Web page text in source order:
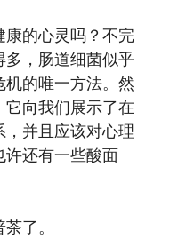
的心灵吗？不完
，肠道细菌似乎
的唯一方法。然
向我们展示了在
并且应该对心理
许还有一些酸面
了。